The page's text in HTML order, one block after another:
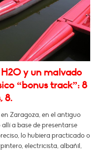
y un malvado
“bonus track”: 8
8.
Zaragoza, en el antiguo
a base de presentarse
lo hubiera practicado o
electricista, albañil,